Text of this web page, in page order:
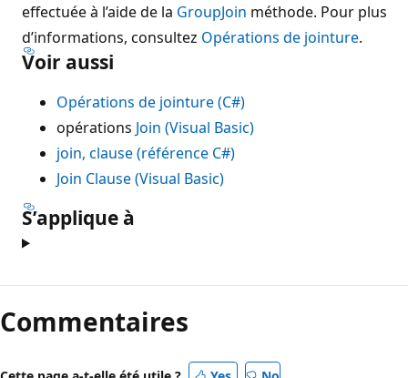
effectuée à l’aide de la GroupJoin méthode. Pour plus
d’informations, consultez Opérations de jointure.
Voir aussi
Opérations de jointure (C#)
opérations Join (Visual Basic)
join, clause (référence C#)
Join Clause (Visual Basic)
S’applique à
Commentaires